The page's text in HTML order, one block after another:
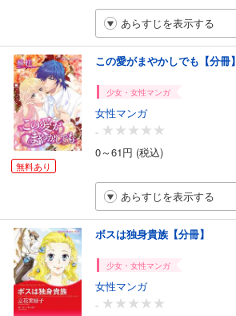
あらすじを表示する
無料あり
この愛がまやかしでも【分冊】
少女・女性マンガ
女性マンガ
-
0～61円 (税込)
あらすじを表示する
ボスは独身貴族【分冊】
少女・女性マンガ
女性マンガ
-